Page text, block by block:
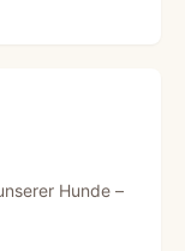
Hunde –